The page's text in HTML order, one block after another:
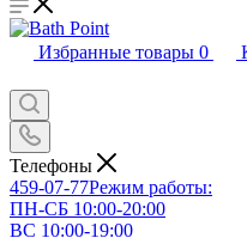
Избранные товары 0
Телефоны
459-07-77Режим работы:
ПН-СБ 10:00-20:00
ВС 10:00-19:00